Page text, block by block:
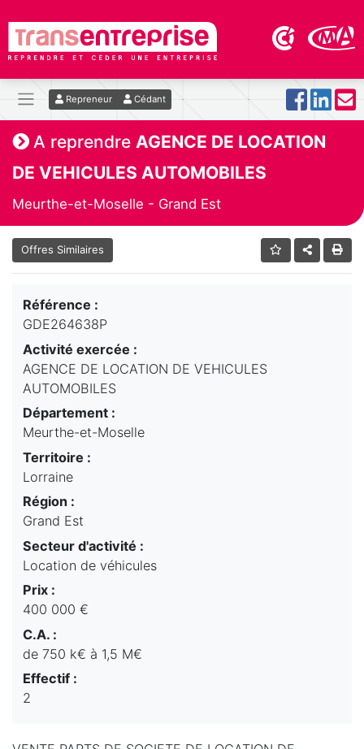
Repreneur Cédant
A reprendre AGENCE DE LOCATION
DE VEHICULES AUTOMOBILES
Meurthe-et-Moselle - Grand Est
Offres Similaires
Référence :
GDE264638P
Activité exercée :
AGENCE DE LOCATION DE VEHICULES
AUTOMOBILES
Département :
Meurthe-et-Moselle
Territoire :
Lorraine
Région :
Grand Est
Secteur d'activité :
Location de véhicules
Prix :
400 000 €
C.A. :
de 750 k€ à 1,5 M€
Effectif :
2